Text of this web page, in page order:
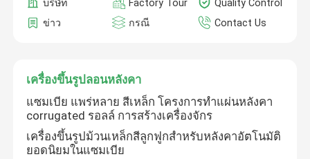
บริษัท Factory Tour
Quality Control
ข่าว
กรณี Contact Us
เครื่องขึ้นรูปลอนหลังคา
แซมเบีย แพร่หลาย สีเหล็ก โครงการทําแผ่นหลังคา
corrugated รอลล์ การสร้างเครื่องจักร
เครื่องขึ้นรูปม้วนเหล็กสีลูกฟูกสำหรับหลังคาอัตโนมัติ
ยอดนิยมในแซมเบีย